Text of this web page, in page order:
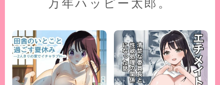
万年ハッピー太郎。